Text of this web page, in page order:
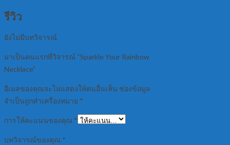
รีวิว
ยังไม่มีบทวิจารณ์
มาเป็นคนแรกที่วิจารณ์ “Sparkle Your Rainbow
Necklace”
อีเมลของคุณจะไม่แสดงให้คนอื่นเห็น ช่องข้อมูล
จำเป็นถูกทำเครื่องหมาย *
การให้คะแนนของคุณ *
บทวิจารณ์ของคุณ *